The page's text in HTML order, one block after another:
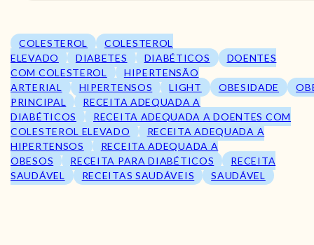
COLESTEROL
COLESTEROL
ELEVADO
DIABETES DIABÉTICOS
DOENTES
COM COLESTEROL
HIPERTENSÃO
ARTERIAL
HIPERTENSOS LIGHT OBESIDADE
PRINCIPAL
RECEITA ADEQUADA A
DIABÉTICOS
RECEITA ADEQUADA A DOENTES COM
COLESTEROL ELEVADO
RECEITA ADEQUADA A
HIPERTENSOS
RECEITA ADEQUADA A
OBESOS
RECEITA PARA DIABÉTICOS
RECEITA
SAUDÁVEL
RECEITAS SAUDÁVEIS SAUDÁVEL